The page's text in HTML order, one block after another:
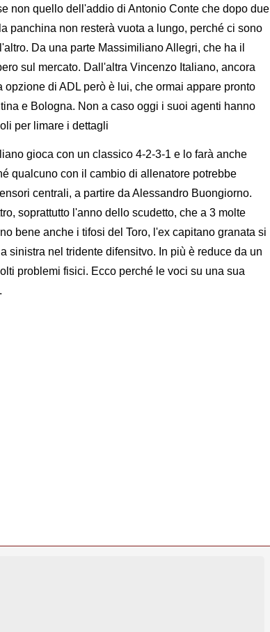
non quello dell'addio di Antonio Conte che dopo due
panchina non resterà vuota a lungo, perché ci sono
Da una parte Massimiliano Allegri, che ha il
sul mercato. Dall'altra Vincenzo Italiano, ancora
di ADL però è lui, che ormai appare pronto
e Bologna. Non a caso oggi i suoi agenti hanno
per limare i dettagli
gioca con un classico 4-2-3-1 e lo farà anche
qualcuno con il cambio di allenatore potrebbe
centrali, a partire da Alessandro Buongiorno.
soprattutto l'anno dello scudetto, che a 3 molte
bene anche i tifosi del Toro, l'ex capitano granata si
sinistra nel tridente difensitvo. In più è reduce da un
problemi fisici. Ecco perché le voci su una sua